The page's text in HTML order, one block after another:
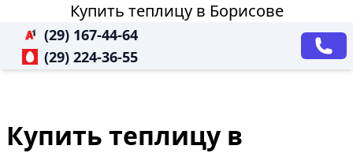
Купить теплицу в Борисове
(29) 167-44-64
(29) 224-36-55
Купить теплицу в